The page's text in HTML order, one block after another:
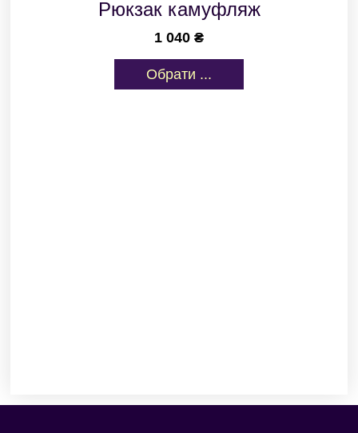
Рюкзак камуфляж
1 040 ₴
Обрати ...